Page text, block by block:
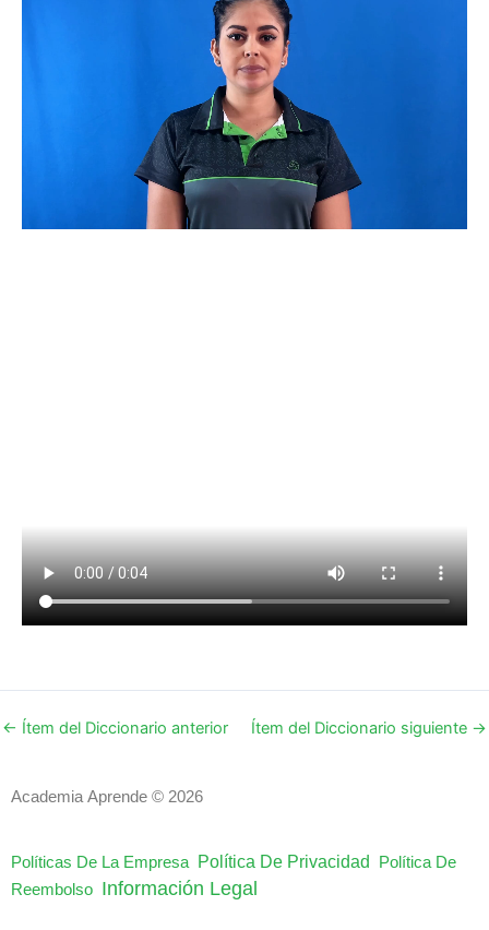
← Ítem del Diccionario anterior Ítem del Diccionario siguiente →
Academia Aprende © 2026
Políticas De La Empresa Política De Privacidad
Política De
Reembolso Información Legal